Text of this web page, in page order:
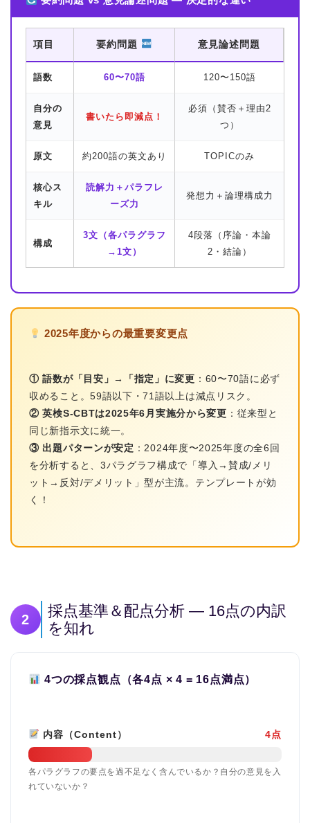
項目 要約問題 意見論述問題
語数 60〜70語 120〜150語
自分の
意見
書いたら即減点！
必須（賛否＋理由2
つ）
原文 約200語の英文あり TOPICのみ
核心ス
キル
読解力＋パラフレ
ーズ力
発想力＋論理構成力
構成
3文（各パラグラフ
→1文）
4段落（序論・本論
2・結論）
2025年度からの最重要変更点
① 語数が「目安」→「指定」に変更 ：60〜70語に必ず
収めること。59語以下・71語以上は減点リスク。
② 英検S-CBTは2025年6月実施分から変更 ：従来型と
同じ新指示文に統一。
③ 出題パターンが安定 ：2024年度〜2025年度の全6回
を分析すると、3パラグラフ構成で「導入→賛成/メリ
ット→反対/デメリット」型が主流。テンプレートが効
く！
2
採点基準＆配点分析 — 16点の内訳
を知れ
4つの採点観点（各4点 × 4 = 16点満点）
内容（Content） 4点
各パラグラフの要点を過不足なく含んでいるか？自分の意見を入
れていないか？